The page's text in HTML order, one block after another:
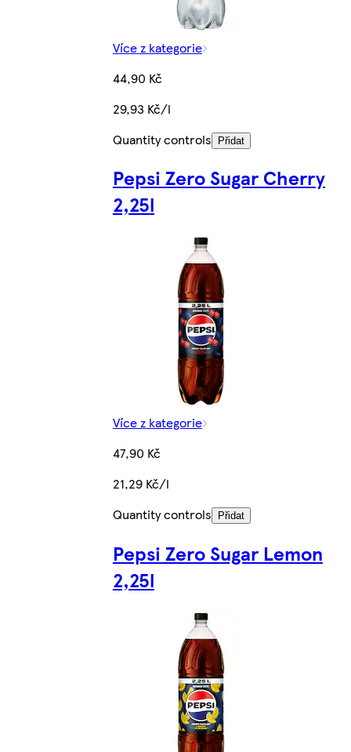
Více z kategorie
44,90 Kč
29,93 Kč/l
Quantity controls
Přidat
Pepsi Zero Sugar Cherry
2,25l
Více z kategorie
47,90 Kč
21,29 Kč/l
Quantity controls
Přidat
Pepsi Zero Sugar Lemon
2,25l